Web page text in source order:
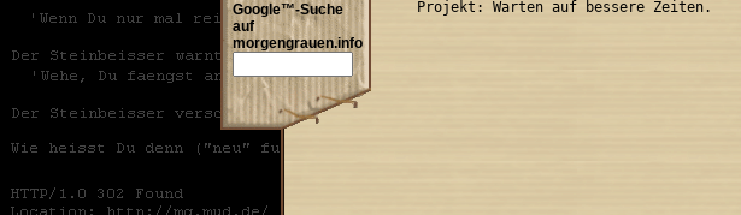
Google™-Suche
auf
morgengrauen.info